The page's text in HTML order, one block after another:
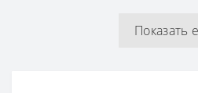
Показать